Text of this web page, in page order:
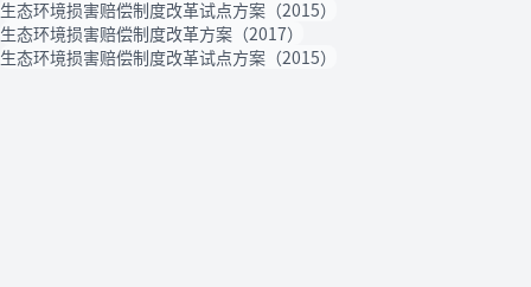
生态环境损害赔偿制度改革试点方案（2015）
生态环境损害赔偿制度改革方案（2017）
生态环境损害赔偿制度改革试点方案（2015）